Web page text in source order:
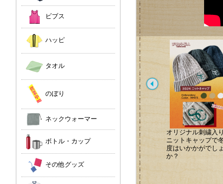
トートバッグへのプリ
ントが流行ってます！
ノベルティや祝い事で
のプレゼントにいかが
でしょうか。
染み込み風プリントで
ヴィンテージ風に！
オリジナル刺繍入
ニットキャップで
度はいかかがでし
か？
ビブス
ハッピ
タオル
のぼり
ネックウォーマー
ボトル・カップ
その他グッズ